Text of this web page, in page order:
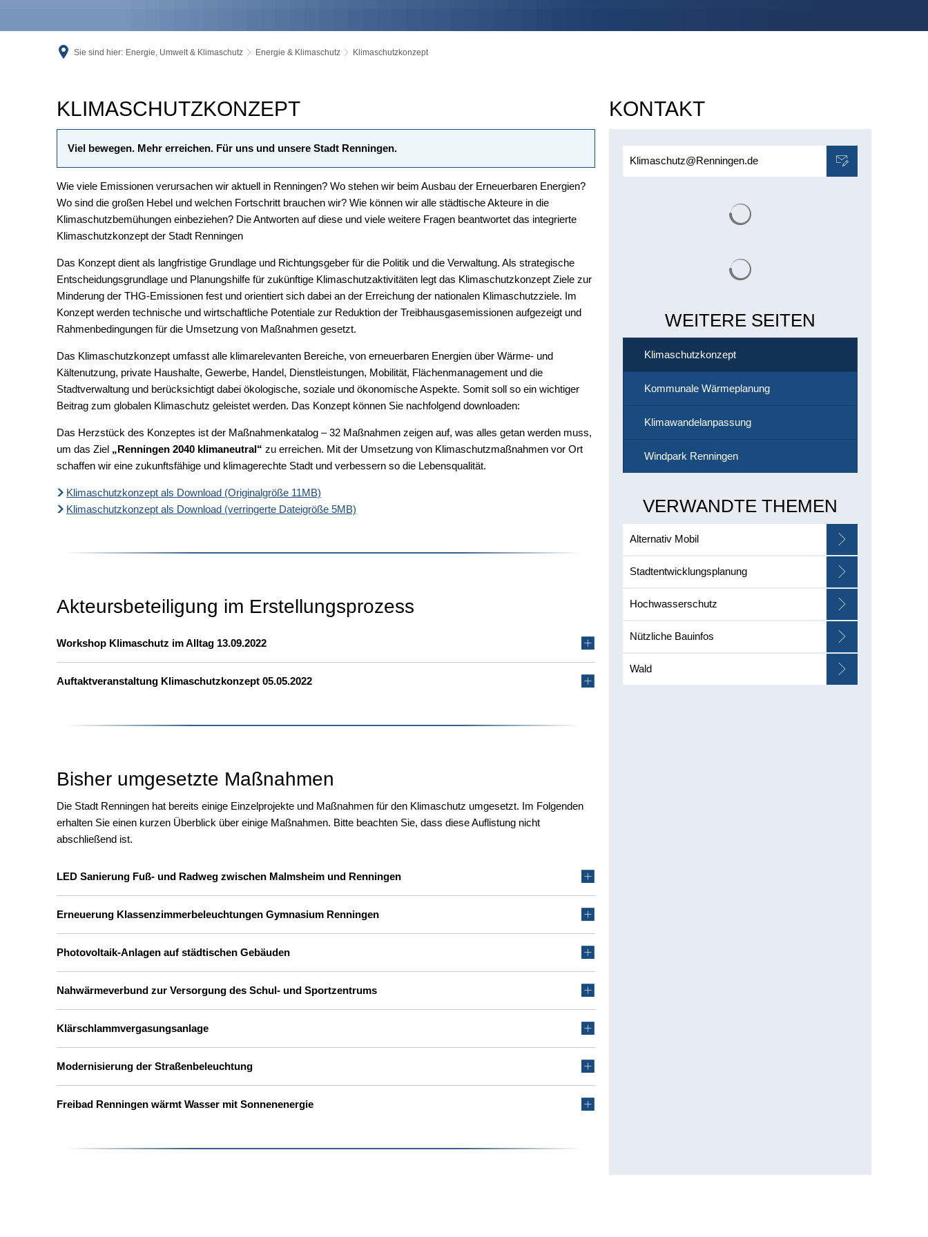
Sie sind hier: Energie, Umwelt & Klimaschutz Energie & Klimaschutz Klimaschutzkonzept
Klimaschutzkonzept
KLIMASCHUTZKONZEPT
Viel bewegen. Mehr erreichen. Für uns und unsere Stadt Renningen.
Wie viele Emissionen verursachen wir aktuell in Renningen? Wo stehen wir beim Ausbau der Erneuerbaren Energien?
Wo sind die großen Hebel und welchen Fortschritt brauchen wir? Wie können wir alle städtische Akteure in die
Klimaschutzbemühungen einbeziehen? Die Antworten auf diese und viele weitere Fragen beantwortet das integrierte
Klimaschutzkonzept der Stadt Renningen
Das Konzept dient als langfristige Grundlage und Richtungsgeber für die Politik und die Verwaltung. Als strategische
Entscheidungsgrundlage und Planungshilfe für zukünftige Klimaschutzaktivitäten legt das Klimaschutzkonzept Ziele zur
Minderung der THG-Emissionen fest und orientiert sich dabei an der Erreichung der nationalen Klimaschutzziele. Im
Konzept werden technische und wirtschaftliche Potentiale zur Reduktion der Treibhausgasemissionen aufgezeigt und
Rahmenbedingungen für die Umsetzung von Maßnahmen gesetzt.
Das Klimaschutzkonzept umfasst alle klimarelevanten Bereiche, von erneuerbaren Energien über Wärme- und
Kältenutzung, private Haushalte, Gewerbe, Handel, Dienstleistungen, Mobilität, Flächenmanagement und die
Stadtverwaltung und berücksichtigt dabei ökologische, soziale und ökonomische Aspekte. Somit soll so ein wichtiger
Beitrag zum globalen Klimaschutz geleistet werden. Das Konzept können Sie nachfolgend downloaden:
Das Herzstück des Konzeptes ist der Maßnahmenkatalog – 32 Maßnahmen zeigen auf, was alles getan werden muss,
um das Ziel „Renningen 2040 klimaneutral“ zu erreichen. Mit der Umsetzung von Klimaschutzmaßnahmen vor Ort
schaffen wir eine zukunftsfähige und klimagerechte Stadt und verbessern so die Lebensqualität.
Klimaschutzkonzept als Download (Originalgröße 11MB)
Klimaschutzkonzept als Download (verringerte Dateigröße 5MB)
Akteursbeteiligung im Erstellungsprozess
Workshop Klimaschutz im Alltag 13.09.2022
Auftaktveranstaltung Klimaschutzkonzept 05.05.2022
Bisher umgesetzte Maßnahmen
Die Stadt Renningen hat bereits einige Einzelprojekte und Maßnahmen für den Klimaschutz umgesetzt. Im Folgenden
erhalten Sie einen kurzen Überblick über einige Maßnahmen. Bitte beachten Sie, dass diese Auflistung nicht
abschließend ist.
LED Sanierung Fuß- und Radweg zwischen Malmsheim und Renningen
Erneuerung Klassenzimmerbeleuchtungen Gymnasium Renningen
Photovoltaik-Anlagen auf städtischen Gebäuden
Nahwärmeverbund zur Versorgung des Schul- und Sportzentrums
Klärschlammvergasungsanlage
Modernisierung der Straßenbeleuchtung
Freibad Renningen wärmt Wasser mit Sonnenenergie
KONTAKT
Klimaschutz@Renningen.de
WEITERE SEITEN
Klimaschutzkonzept
Kommunale Wärmeplanung
Klimawandelanpassung
Windpark Renningen
VERWANDTE THEMEN
Alternativ Mobil
Stadtentwicklungsplanung
Hochwasserschutz
Nützliche Bauinfos
Wald